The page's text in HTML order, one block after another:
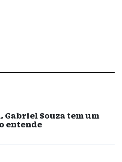
Gabriel Souza tem um
entende